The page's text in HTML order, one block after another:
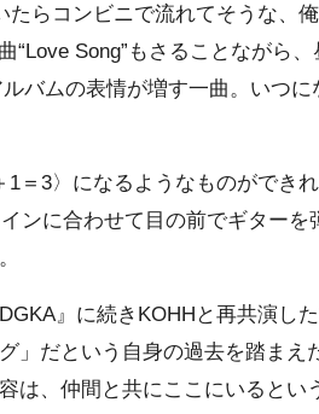
たらコンビニで流れてそうな、
“Love Song”もさることながら
ルバムの表情が増す一曲。いつ
1＝3〉になるようなものができ
ンに合わせて目の前でギター
』に続きKOHHと再共演し
」だという自身の過去を踏ま
は、仲間と共にここにいるとい